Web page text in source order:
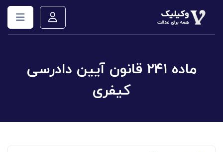
ماده ۲۴۱ قانون آیین دادرسی
کیفری